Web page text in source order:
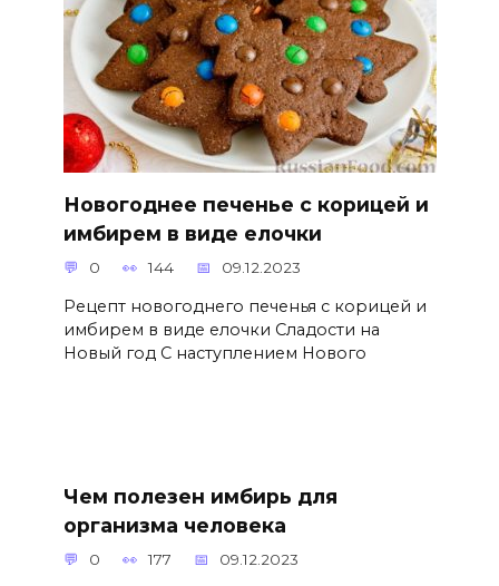
Новогоднее печенье с корицей и
имбирем в виде елочки
0 144 09.12.2023
Рецепт новогоднего печенья с корицей и
имбирем в виде елочки Сладости на
Новый год С наступлением Нового
Чем полезен имбирь для
организма человека
0 177 09.12.2023